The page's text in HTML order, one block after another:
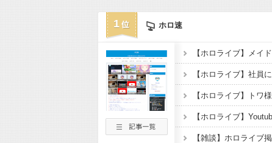
1 ホロ速
【ホロライブ】トワ
【ホロライブ】